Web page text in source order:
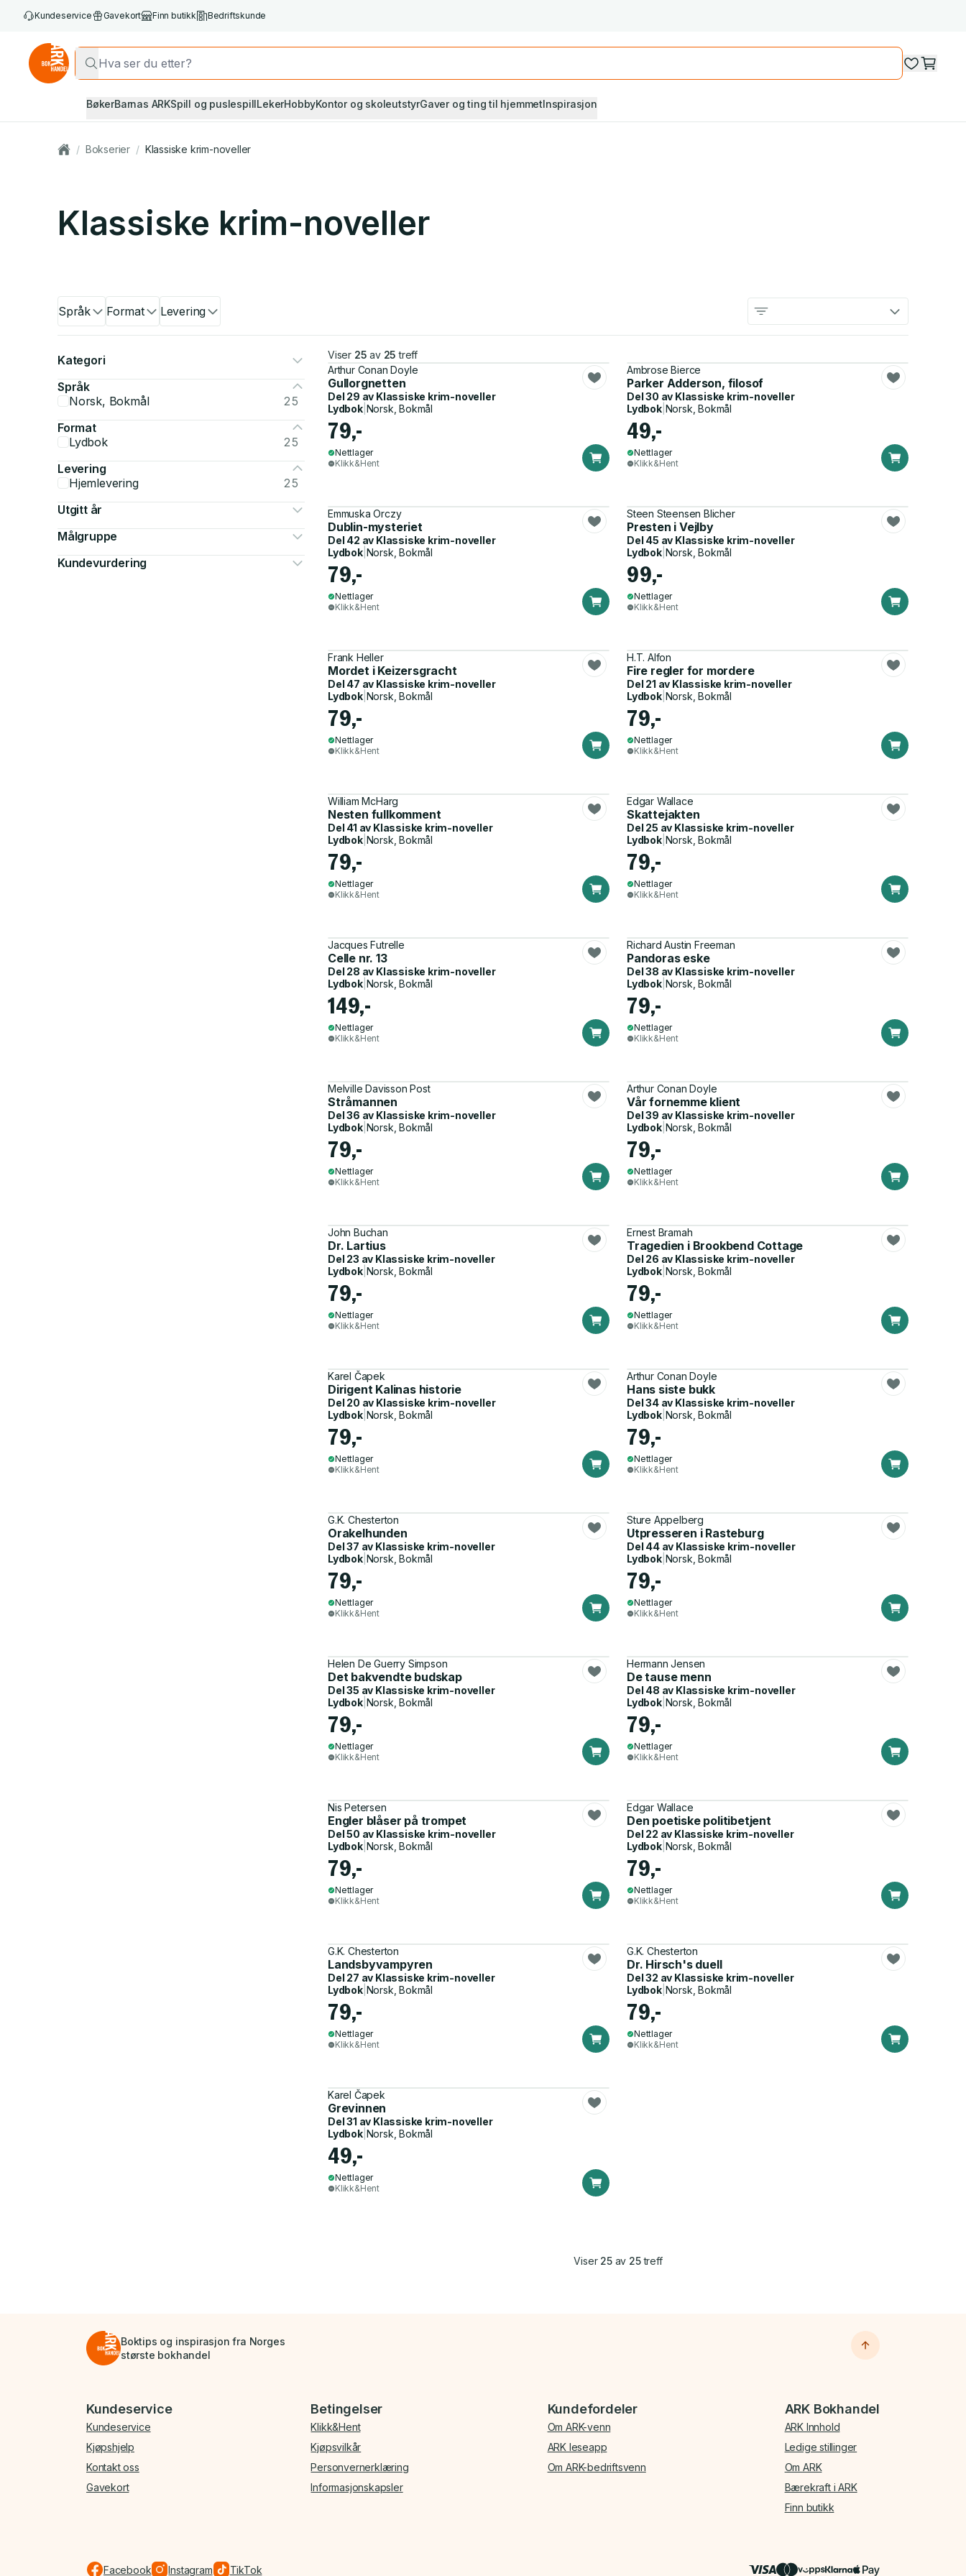
Kundeservice Gavekort Finn butikk Bedriftskunde
BøkerBarnas ARKSpill og puslespillLekerHobbyKontor og skoleutstyrGaver og ting til hjemmetInspirasjon
/ Bokserier / Klassiske krim-noveller
Klassiske krim-noveller
Språk Format Levering
Kategori
Språk
Norsk, Bokmål
25
Format
Lydbok
25
Levering
Hjemlevering
25
Utgitt år
Målgruppe
Kundevurdering
Viser 25 av 25 treff
Arthur Conan Doyle
Gullorgnetten
Del 29 av Klassiske krim-noveller
Lydbok| Norsk, Bokmål
79,-
Nettlager
Klikk&Hent
Ambrose Bierce
Parker Adderson, filosof
Del 30 av Klassiske krim-noveller
Lydbok| Norsk, Bokmål
49,-
Nettlager
Klikk&Hent
Emmuska Orczy
Dublin-mysteriet
Del 42 av Klassiske krim-noveller
Lydbok| Norsk, Bokmål
79,-
Nettlager
Klikk&Hent
Steen Steensen Blicher
Presten i Vejlby
Del 45 av Klassiske krim-noveller
Lydbok| Norsk, Bokmål
99,-
Nettlager
Klikk&Hent
Frank Heller
Mordet i Keizersgracht
Del 47 av Klassiske krim-noveller
Lydbok| Norsk, Bokmål
79,-
Nettlager
Klikk&Hent
H.T. Alfon
Fire regler for mordere
Del 21 av Klassiske krim-noveller
Lydbok| Norsk, Bokmål
79,-
Nettlager
Klikk&Hent
William McHarg
Nesten fullkomment
Del 41 av Klassiske krim-noveller
Lydbok| Norsk, Bokmål
79,-
Nettlager
Klikk&Hent
Edgar Wallace
Skattejakten
Del 25 av Klassiske krim-noveller
Lydbok| Norsk, Bokmål
79,-
Nettlager
Klikk&Hent
Jacques Futrelle
Celle nr. 13
Del 28 av Klassiske krim-noveller
Lydbok| Norsk, Bokmål
149,-
Nettlager
Klikk&Hent
Richard Austin Freeman
Pandoras eske
Del 38 av Klassiske krim-noveller
Lydbok| Norsk, Bokmål
79,-
Nettlager
Klikk&Hent
Melville Davisson Post
Stråmannen
Del 36 av Klassiske krim-noveller
Lydbok| Norsk, Bokmål
79,-
Nettlager
Klikk&Hent
Arthur Conan Doyle
Vår fornemme klient
Del 39 av Klassiske krim-noveller
Lydbok| Norsk, Bokmål
79,-
Nettlager
Klikk&Hent
John Buchan
Dr. Lartius
Del 23 av Klassiske krim-noveller
Lydbok| Norsk, Bokmål
79,-
Nettlager
Klikk&Hent
Ernest Bramah
Tragedien i Brookbend Cottage
Del 26 av Klassiske krim-noveller
Lydbok| Norsk, Bokmål
79,-
Nettlager
Klikk&Hent
Karel Čapek
Dirigent Kalinas historie
Del 20 av Klassiske krim-noveller
Lydbok| Norsk, Bokmål
79,-
Nettlager
Klikk&Hent
Arthur Conan Doyle
Hans siste bukk
Del 34 av Klassiske krim-noveller
Lydbok| Norsk, Bokmål
79,-
Nettlager
Klikk&Hent
G.K. Chesterton
Orakelhunden
Del 37 av Klassiske krim-noveller
Lydbok| Norsk, Bokmål
79,-
Nettlager
Klikk&Hent
Sture Appelberg
Utpresseren i Rasteburg
Del 44 av Klassiske krim-noveller
Lydbok| Norsk, Bokmål
79,-
Nettlager
Klikk&Hent
Helen De Guerry Simpson
Det bakvendte budskap
Del 35 av Klassiske krim-noveller
Lydbok| Norsk, Bokmål
79,-
Nettlager
Klikk&Hent
Hermann Jensen
De tause menn
Del 48 av Klassiske krim-noveller
Lydbok| Norsk, Bokmål
79,-
Nettlager
Klikk&Hent
Nis Petersen
Engler blåser på trompet
Del 50 av Klassiske krim-noveller
Lydbok| Norsk, Bokmål
79,-
Nettlager
Klikk&Hent
Edgar Wallace
Den poetiske politibetjent
Del 22 av Klassiske krim-noveller
Lydbok| Norsk, Bokmål
79,-
Nettlager
Klikk&Hent
G.K. Chesterton
Landsbyvampyren
Del 27 av Klassiske krim-noveller
Lydbok| Norsk, Bokmål
79,-
Nettlager
Klikk&Hent
G.K. Chesterton
Dr. Hirsch's duell
Del 32 av Klassiske krim-noveller
Lydbok| Norsk, Bokmål
79,-
Nettlager
Klikk&Hent
Karel Čapek
Grevinnen
Del 31 av Klassiske krim-noveller
Lydbok| Norsk, Bokmål
49,-
Nettlager
Klikk&Hent
Viser 25av 25treff
Boktips og inspirasjon fra Norges
største bokhandel
Bunnmeny
Kundeservice
Kundeservice
Kjøpshjelp
Kontakt oss
Gavekort
Betingelser
Klikk&Hent
Kjøpsvilkår
Personvernerklæring
Informasjonskapsler
Kundefordeler
Om ARK-venn
ARK leseapp
Om ARK-bedriftsvenn
ARK Bokhandel
ARK Innhold
Ledige stillinger
Om ARK
Bærekraft i ARK
Finn butikk
Facebook Instagram TikTok